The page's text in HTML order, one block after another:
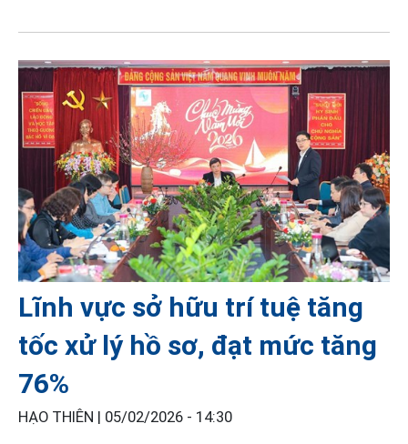
Lĩnh vực sở hữu trí tuệ tăng
tốc xử lý hồ sơ, đạt mức tăng
76%
HẠO THIÊN | 05/02/2026 - 14:30